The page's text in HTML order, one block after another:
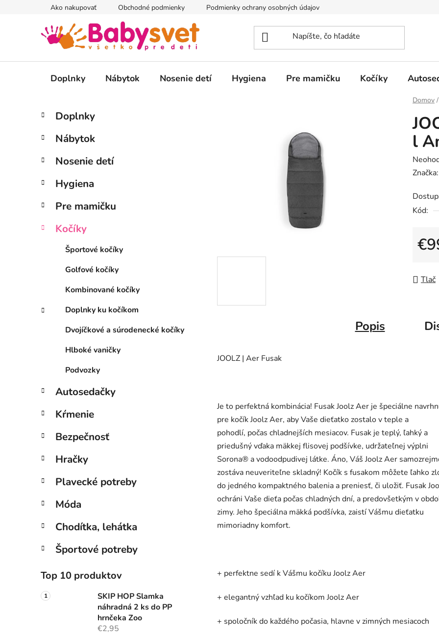
Ako nakupovať Obchodné podmienky Podmienky ochrany osobných údajov
Doplnky Nábytok Nosenie detí Hygiena Pre mamičku Kočíky
Domov /
B
č
ý
a
n
e
l
Preskočiť
kategórie
K
a
e
ó
i
Doplnky
Nábytok
Nosenie detí
Hygiena
Pre mamičku
Kočíky
Športové kočíky
Golfové kočíky
Kombinované kočíky
Doplnky ku kočíkom
Dvojíčkové a súrodenecké kočíky
Hlboké vaničky
Podvozky
Autosedačky
Kŕmenie
Bezpečnosť
Hračky
Plavecké potreby
Móda
Chodítka, lehátka
Športové potreby
Top 10 produktov
SKIP HOP Slamka
náhradná 2 ks do PP
hrnčeka Zoo
€2,95
l
je
0,0
Značka:
Kód:
Tlač
Popis
JOOLZ | Aer Fusak
Je to perfektná kombinácia! Fusak Joolz Aer je špeciálne
pre kočík Joolz Aer, aby Vaše dieťatko zostalo v teple a
pohodlí, počas chladnejších mesiacov. Fusak je teplý, ľahký a
priedušný vďaka mäkkej flisovej podšívke, udržateľnej výplni
Sorona® a vodoodpudivej látke. Áno, Váš Joolz Aer
zostáva neuveriteľne skladný! Kočík s fusakom môžete ľahko
do jedného kompaktného balenia a preniesť, či uložiť. Fusak
ochráni Vaše dieťa počas chladných dní, a predovšetkým v
zimy. Jeho špeciálna mäkká podšívka, zaistí Vášmu dieťatku
mimoriadny komfort.
+ perfektne sedí k Vášmu kočíku Joolz Aer
+ elegantný vzhľad ku kočíkom Joolz Aer
+ spoločník do každého počasia, hlavne v zimných mesiacoch